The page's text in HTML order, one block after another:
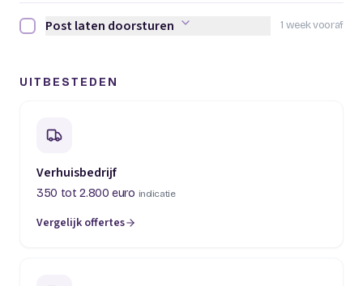
1 week vooraf
Post laten doorsturen afvinken
Post laten doorsturen
UITBESTEDEN
Verhuisbedrijf
350 tot 2.800 euro indicatie
Vergelijk offertes
(opent in een nieuw tabblad)